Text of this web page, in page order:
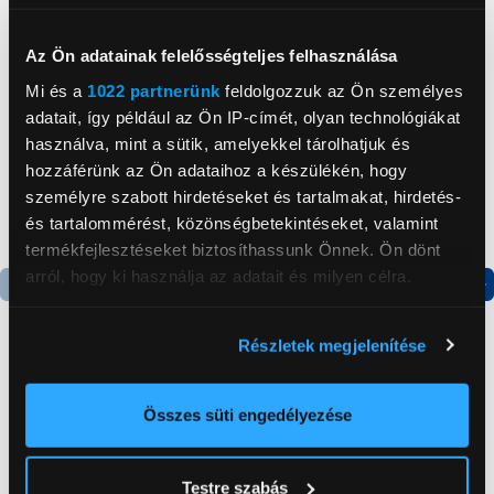
Az Ön adatainak felelősségteljes felhasználása
Mi és a 1022 partnerünk feldolgozzuk az Ön személyes
adatait, így például az Ön IP-címét, olyan technológiákat
használva, mint a sütik, amelyekkel tárolhatjuk és
hozzáférünk az Ön adataihoz a készülékén, hogy
személyre szabott hirdetéseket és tartalmakat, hirdetés-
és tartalommérést, közönségbetekintéseket, valamint
termékfejlesztéseket biztosíthassunk Önnek. Ön dönt
arról, hogy ki használja az adatait és milyen célra.
elhelyezkedéséről pár méteres pontossággal
Az Ön készülékén beazonosítása annak konkrét
Részletek megjelenítése
Összes süti engedélyezése
Testre szabás
Gorenje NRS8182KX Side
by side hűtőszekrény
199 999 Ft
Gorenje N619EAXL4
Alulfagyasztós
179 999 Ft